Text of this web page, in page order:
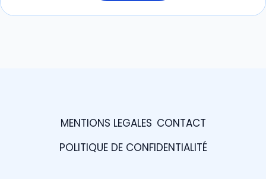
MENTIONS LEGALES CONTACT
POLITIQUE DE CONFIDENTIALITÉ